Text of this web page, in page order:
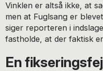
Vinklen er altså ikke, at
men at Fuglsang er
siger reporteren i
fastholde, at der faktisk
En